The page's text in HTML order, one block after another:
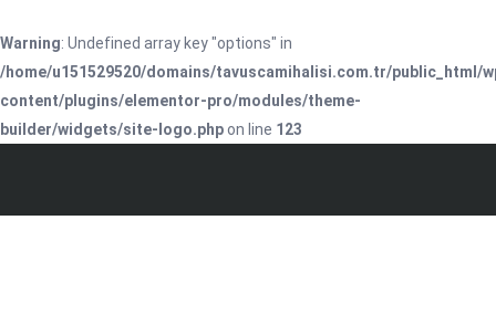
Warning: Undefined array key "options" in
/home/u151529520/domains/tavuscamihalisi.com.tr/public_html/
content/plugins/elementor-pro/modules/theme-
builder/widgets/site-logo.phpon line 123